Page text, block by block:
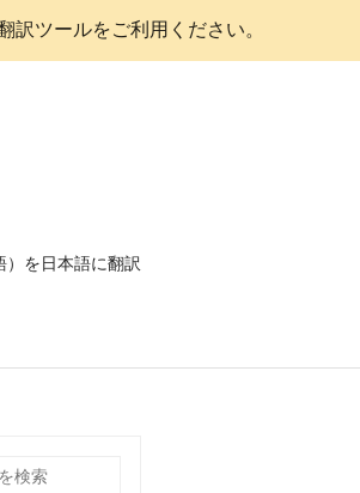
訳ツールをご利用ください。
を日本語に翻訳